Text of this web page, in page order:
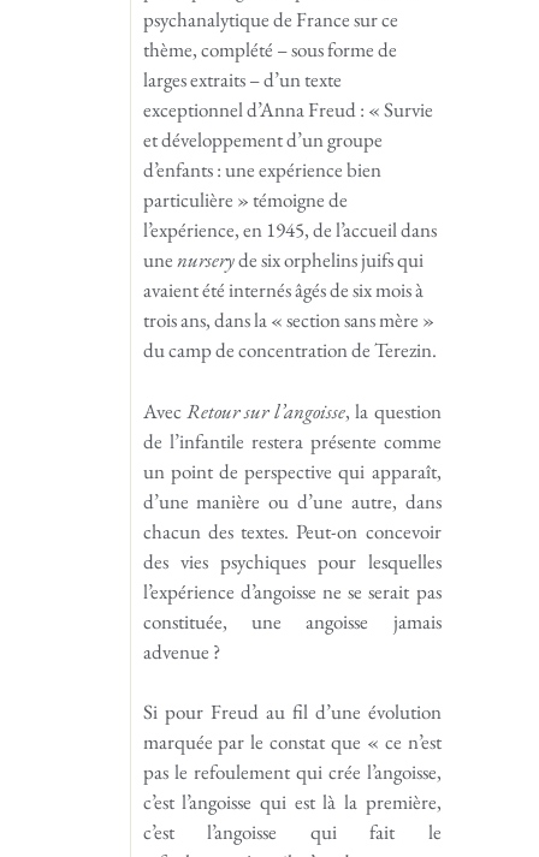
psychanalytique de France sur ce
thème, complété – sous forme de
larges extraits – d’un texte
exceptionnel d’Anna Freud : « Survie
et développement d’un groupe
d’enfants : une expérience bien
particulière » témoigne de
l’expérience, en 1945, de l’accueil dans
unenurseryde six orphelins juifs qui
avaient été internés âgés de six mois à
trois ans, dans la « section sans mère »
du camp de concentration de Terezin.
AvecRetour sur l’angoisse, la question
de l’infantile restera présente comme
un point de perspective qui apparaît,
d’une manière ou d’une autre, dans
chacun des textes. Peut-on concevoir
des vies psychiques pour lesquelles
l’expérience d’angoisse ne se serait pas
constituée, une angoisse jamais
advenue ?
Si pour Freud au fil d’une évolution
marquée par le constat que « ce n’est
pas le refoulement qui crée l’angoisse,
c’est l’angoisse qui est là la première,
c’est l’angoisse qui fait le